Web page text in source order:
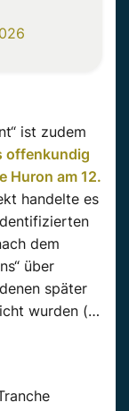
ist zudem
offenkundig
Huron am 12.
handelte es
dem
über
später
wurden (…